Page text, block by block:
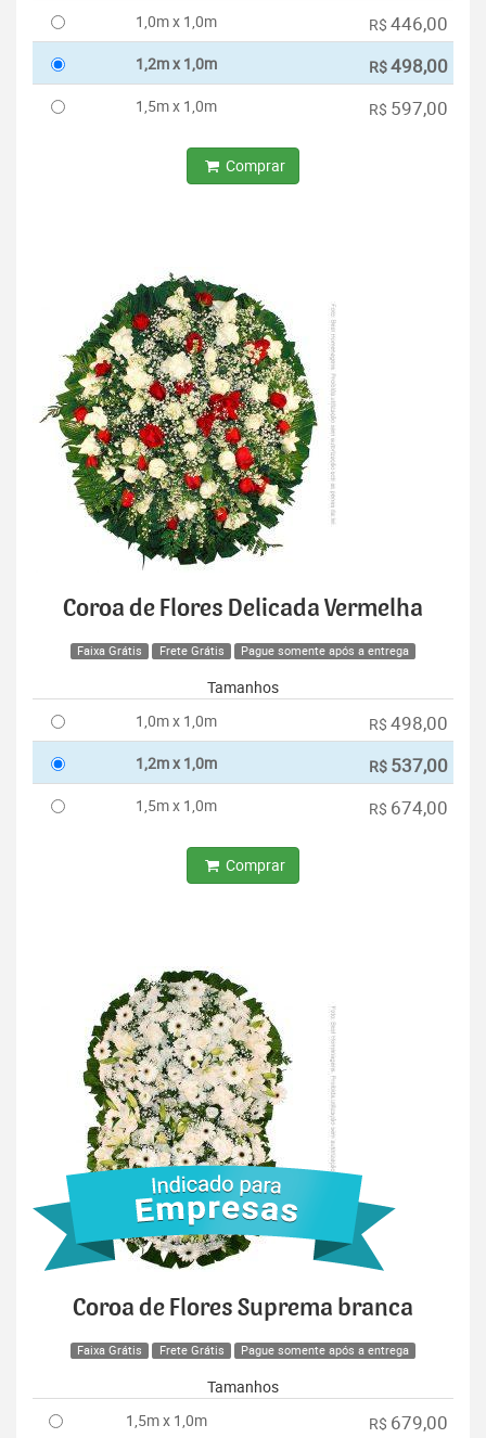
1,0m x 1,0m
R$ 446,00
1,2m x 1,0m R$498,00
1,5m x 1,0m R$ 597,00
Comprar
Coroa de Flores Delicada Vermelha
Faixa Grátis Frete Grátis Pague somente após a entrega
Tamanhos
1,0m x 1,0m
R$ 498,00
1,2m x 1,0m R$ 537,00
1,5m x 1,0m R$ 674,00
Comprar
Coroa de Flores Suprema branca
Faixa Grátis Frete Grátis Pague somente após a entrega
Tamanhos
1,5m x 1,0m
R$ 679,00